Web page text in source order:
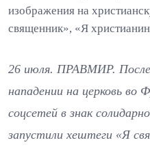
изображения на
священник», «Я
26 июля. ПРАВМИР. После
нападении на церковь во
соцсетей в знак
запустили хештеги «Я